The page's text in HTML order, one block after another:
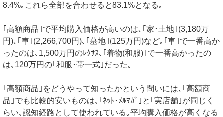
8.4%｡これら全部を合わせると83.1%となる｡
｢高額商品｣で平均購入価格が高いのは､｢家･土地｣(3,180万
円)､｢車｣(2,266,700円)､｢墓地｣(125万円)など｡｢車｣で一番高か
ったのは､1,500万円のﾚｸｻｽ､｢着物(和服)｣で一番高かったの
は､120万円の｢和服･帯一式｣だった｡
｢高額商品｣をどうやって知ったかという問いには､｢高額商
品｣でも比較的安いものは､｢ﾈｯﾄ･ﾒﾙﾏｶﾞ｣と｢実店舗｣が同じく
らい､認知経路として使われている｡平均購入価格が高くなる